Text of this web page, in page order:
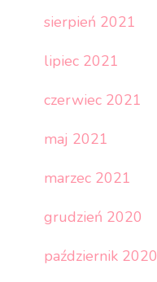
sierpień 2021
lipiec 2021
czerwiec 2021
maj 2021
marzec 2021
grudzień 2020
październik 2020